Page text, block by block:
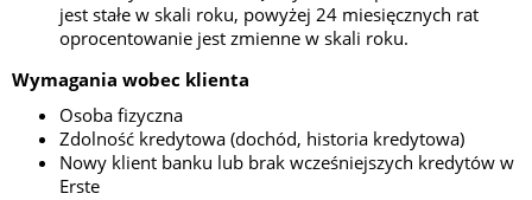
jest stałe w skali roku, powyżej 24 miesięcznych rat
oprocentowanie jest zmienne w skali roku.
Wymagania wobec klienta
Osoba fizyczna
Zdolność kredytowa (dochód, historia kredytowa)
Nowy klient banku lub brak wcześniejszych kredytów w
Erste